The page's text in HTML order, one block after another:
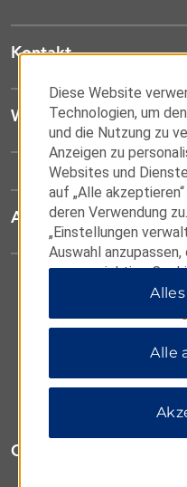
Kontakt
Wyndham Business
Allgemeine
OUR BRANDS
Diese Website
Technologien, um
und die Nutzung zu
Anzeigen zu
Websites und
auf „Alle
deren Verwendung
„Einstellungen
Auswahl anzupassen,
um nur wichtige
Informationen finden
Alle